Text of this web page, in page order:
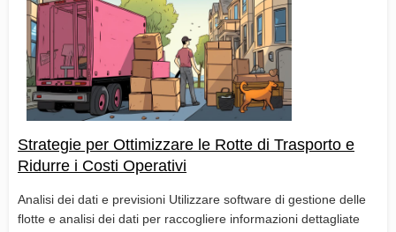
Strategie per Ottimizzare le Rotte di Trasporto e
Ridurre i Costi Operativi
Analisi dei dati e previsioni Utilizzare software di gestione delle
flotte e analisi dei dati per raccogliere informazioni dettagliate